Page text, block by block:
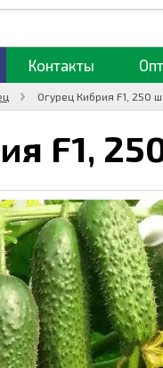
Контакты
Огурец Кибрия F1, 250
F1,